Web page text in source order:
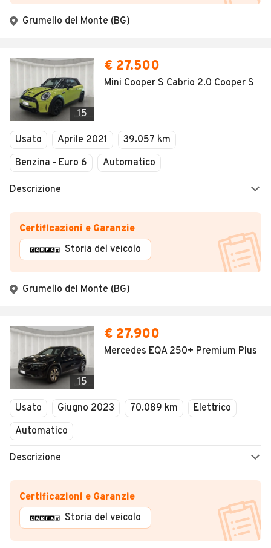
Grumello del Monte (BG)
15
€ 27.500
Mini Cooper S Cabrio 2.0 Cooper S
Usato Aprile 2021
39.057 km
Benzina - Euro 6
Automatico
Descrizione
Certificazioni e Garanzie
Storia del veicolo
Grumello del Monte (BG)
15
€ 27.900
Mercedes EQA 250+ Premium Plus
Usato Giugno 2023 70.089 km
Elettrico
Automatico
Descrizione
Certificazioni e Garanzie
Storia del veicolo